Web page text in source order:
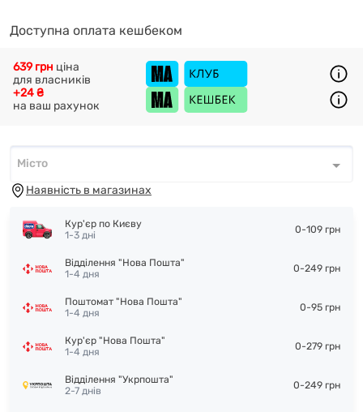
Доступна оплата кешбеком
+24 ₴
на ваш рахунок
639 грн ціна
для власників
Місто*
Місто
Наявність в магазинах
Кур'єр по Києву
1-3 дні
0-109 грн
Відділення "Нова Пошта"
1-4 дня
0-249 грн
Поштомат "Нова Пошта"
1-4 дня
0-95 грн
Кур'єр "Нова Пошта"
1-4 дня
0-279 грн
Відділення "Укрпошта"
2-7 днів
0-249 грн